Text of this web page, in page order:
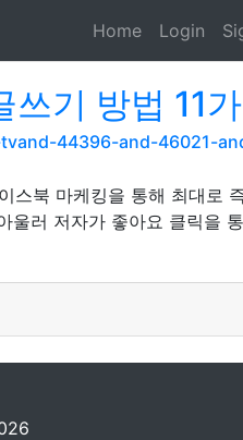
Home Login
기 방법 11
44396-and-46021-
스북 마케킹을 통해 최대로
러 저자가 좋아요 클릭을